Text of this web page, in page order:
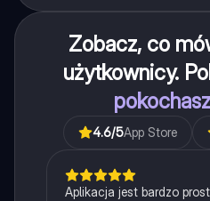
Zobacz, co
użytkownicy.
4.6/5App Store
Aplikacja jest bardzo